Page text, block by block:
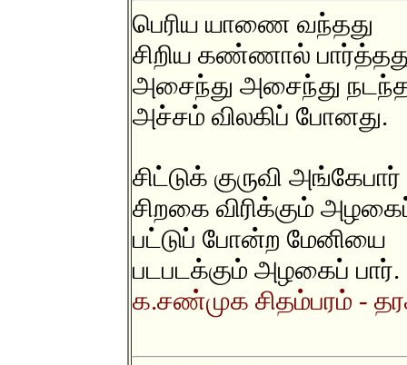
பெரிய யாணை வந்தது
சிறிய கண்ணால்
அசைந்து அசைந்து
அச்சம் விலகிப் போனது.
சிட்டுக் குருவி அங்கேபார்
சிறகை விரிக்கும்
பட்டுப் போன்ற மேனியை
படபடக்கும் அழகைப் பார்.
க.சண்முக சிதம்பரம் -